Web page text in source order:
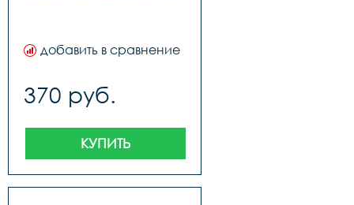
добавить в сравнение
370 руб.
КУПИТЬ